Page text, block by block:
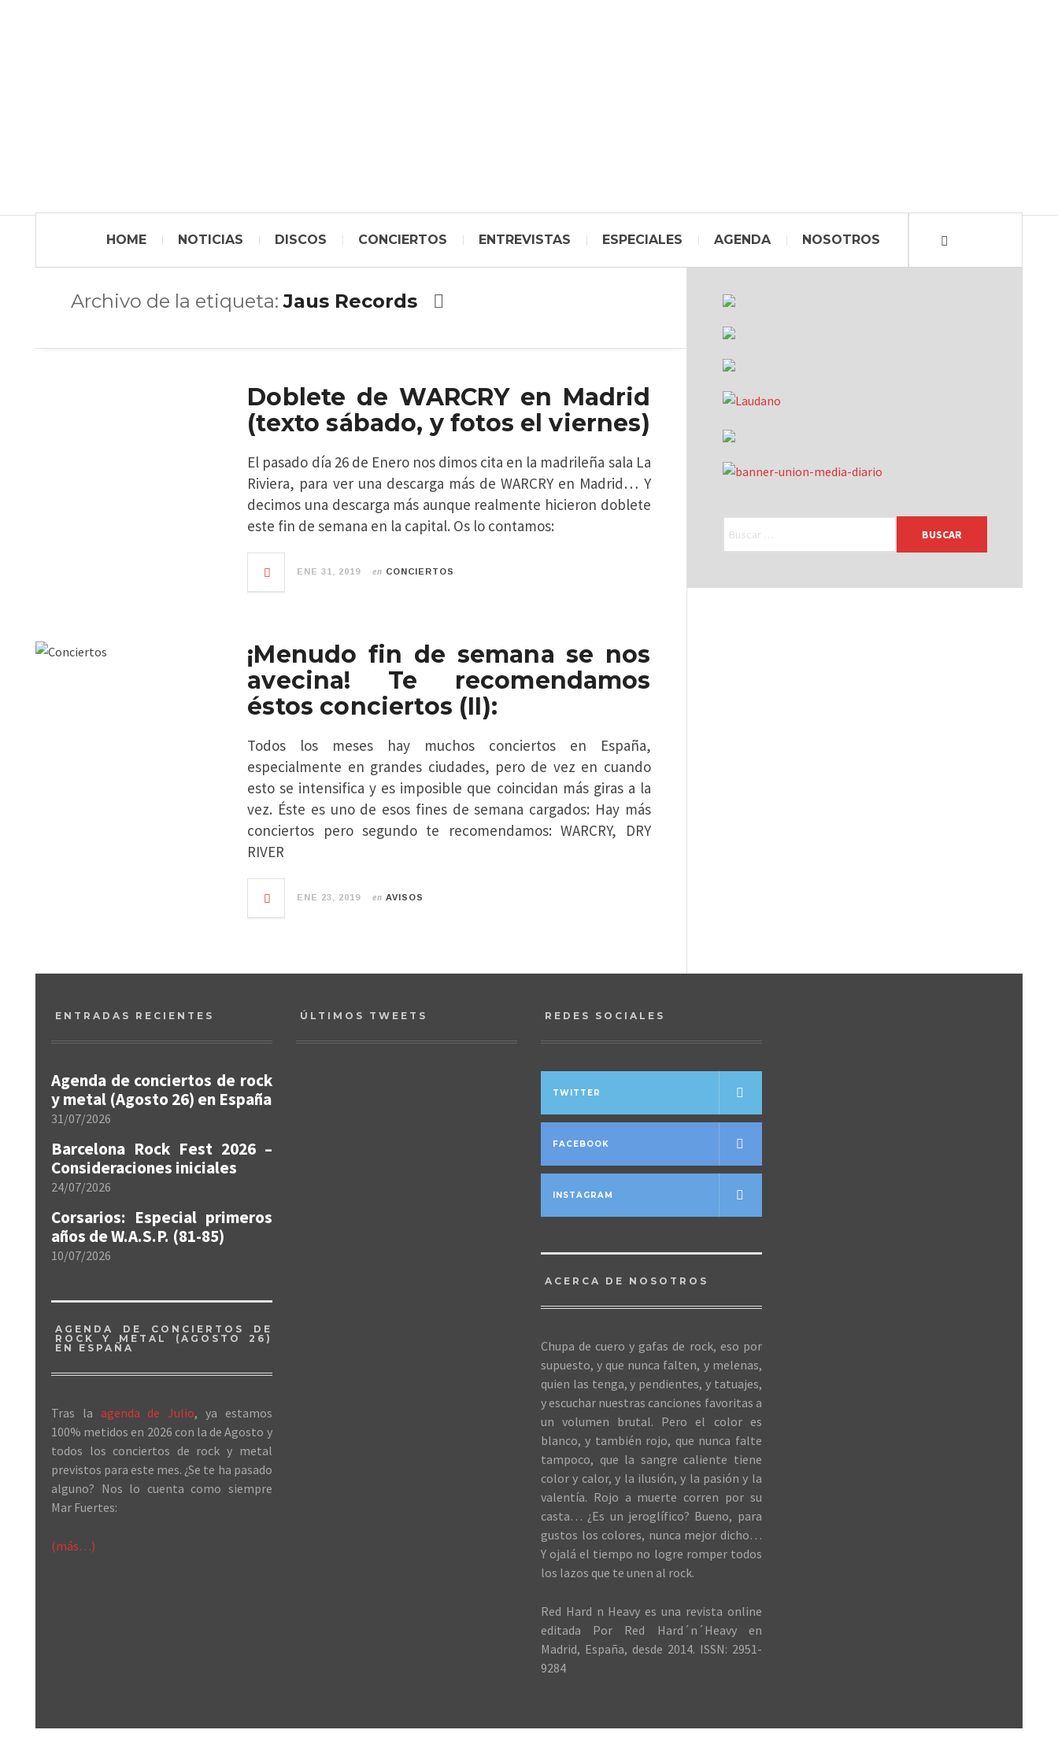
HOME NOTICIAS DISCOS CONCIERTOS ENTREVISTAS ESPECIALES AGENDA NOSOTROS
Archivo de la etiqueta:Jaus Records
Doblete de WARCRY en Madrid
(texto sábado, y fotos el viernes)
El pasado día 26 de Enero nos dimos cita en la madrileña sala La
Riviera, para ver una descarga más de WARCRY en Madrid… Y
decimos una descarga más aunque realmente hicieron doblete
este fin de semana en la capital. Os lo contamos:
ENE 31, 2019 en CONCIERTOS
¡Menudo fin de semana se nos
avecina! Te recomendamos
éstos conciertos (II):
Todos los meses hay muchos conciertos en España,
especialmente en grandes ciudades, pero de vez en cuando
esto se intensifica y es imposible que coincidan más giras a la
vez. Éste es uno de esos fines de semana cargados: Hay más
conciertos pero segundo te recomendamos: WARCRY, DRY
RIVER
ENE 23, 2019 en AVISOS
ENTRADAS RECIENTES
Agenda de conciertos de rock
y metal (Agosto 26) en España
31/07/2026
Barcelona Rock Fest 2026 –
Consideraciones iniciales
24/07/2026
Corsarios: Especial primeros
años de W.A.S.P. (81-85)
10/07/2026
AGENDA DE CONCIERTOS DE
ROCK Y METAL (AGOSTO 26)
EN ESPAÑA
Tras la agenda de Julio, ya estamos
100% metidos en 2026 con la de Agosto y
todos los conciertos de rock y metal
previstos para este mes. ¿Se te ha pasado
alguno? Nos lo cuenta como siempre
Mar Fuertes:
(más…)
ÚLTIMOS TWEETS REDES SOCIALES
TWITTER
FACEBOOK
INSTAGRAM
ACERCA DE NOSOTROS
Chupa de cuero y gafas de rock, eso por
supuesto, y que nunca falten, y melenas,
quien las tenga, y pendientes, y tatuajes,
y escuchar nuestras canciones favoritas a
un volumen brutal. Pero el color es
blanco, y también rojo, que nunca falte
tampoco, que la sangre caliente tiene
color y calor, y la ilusión, y la pasión y la
valentía. Rojo a muerte corren por su
casta… ¿Es un jeroglífico? Bueno, para
gustos los colores, nunca mejor dicho…
Y ojalá el tiempo no logre romper todos
los lazos que te unen al rock.
Red Hard n Heavy es una revista online
editada Por Red Hard´n´Heavy en
Madrid, España, desde 2014. ISSN: 2951-
9284